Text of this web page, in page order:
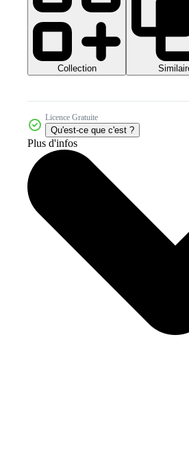
Collection
Licence Gratuite
Qu'est-ce que c'est ?
Plus d'infos